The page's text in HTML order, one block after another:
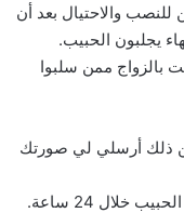
والاحتيال بعد أن
يجلبون الحبيب.
بالزواج ممن سلبوا
كنت تريدين ذلك أرسلي لي صورتك
المثيرُ أن “بلقايد المراكشي” يقول أنا أجلب الحبيب خلال 24 ساعة.